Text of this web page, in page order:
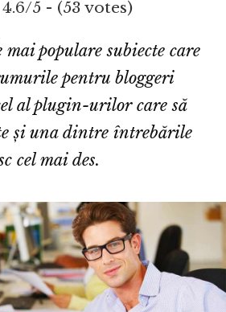
4.6/5 - (53 votes)
populare subiecte care
pentru bloggeri
al plugin-urilor care să
și una dintre întrebările
cel mai des.